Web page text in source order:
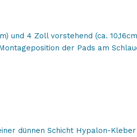
und 4 Zoll vorstehend (ca.
der Pads am
dünnen Schicht Hypalon-